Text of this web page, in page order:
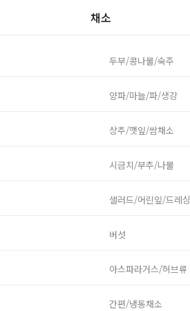
채소
두부/콩나물/숙주
양파/마늘/파/생강
상추/깻잎/쌈채소
시금치/부추/나물
샐러드/어린잎/드레싱
버섯
아스파라거스/허브류
간편/냉동채소